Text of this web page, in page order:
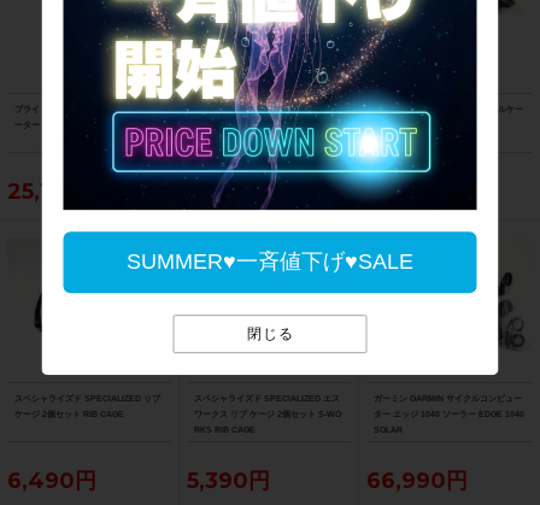
SUMMER♥一斉値下げ♥SALE
閉じる
ブライトン BRYTON サイクルコンピュ
ーター ライダー750 RIDER 750
25,190円
モスト MOST カーボンボトルケージ 2
個セット CARBON BOTTLE CAGE
8,690円
ゼファール ZEFAL カーボンボトルケー
ジ 2個セット PULSE
5,390円
スペシャライズド SPECIALIZED リブ
ケージ 2個セット RIB CAGE
6,490円
スペシャライズド SPECIALIZED エス
ワークス リブ ケージ 2個セット S-WO
RKS RIB CAGE
5,390円
ガーミン GARMIN サイクルコンピュー
ター エッジ 1040 ソーラー EDGE 1040
SOLAR
66,990円